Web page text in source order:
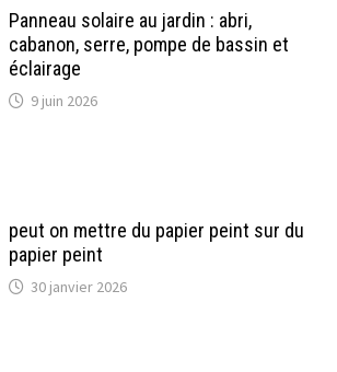
Panneau solaire au jardin : abri,
cabanon, serre, pompe de bassin et
éclairage
9 juin 2026
peut on mettre du papier peint sur du
papier peint
30 janvier 2026